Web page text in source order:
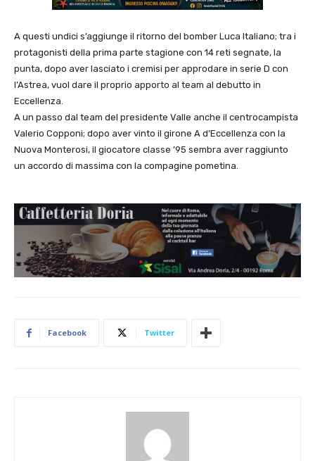
A questi undici s’aggiunge il ritorno del bomber Luca Italiano; tra i
protagonisti della prima parte stagione con 14 reti segnate, la
punta, dopo aver lasciato i cremisi per approdare in serie D con
l’Astrea, vuol dare il proprio apporto al team al debutto in
Eccellenza.
A un passo dal team del presidente Valle anche il centrocampista
Valerio Copponi; dopo aver vinto il girone A d’Eccellenza con la
Nuova Monterosi, il giocatore classe ’95 sembra aver raggiunto
un accordo di massima con la compagine pometina.
Facebook Twitter